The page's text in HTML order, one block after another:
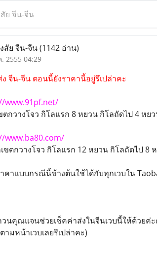
ย จีน-จีน
สัย จีน-จีน(1142 อ่าน)
2555 04:29
ง จีน-จีน ตอนนี้ยังราคานี้อยู่รึเปล่าคะ
www.91pf.net/
ตกวางโจว กิโลแรก 8 หยวน กิโลถัดไป 4 หย
www.ba80.com/
ขตกวางโจว กิโลแรก 12 หยวน กิโลถัดไป 8
าคาเเบบกรณีนี้ข้างต้นใช้ได้กับทุกเวบใน
นคุณแจนช่วยเช็คค่าส่งในจีนเวบนี้ให้ด้วยค่ะ
ามหน้าเวบเลยรึเปล่าคะ)